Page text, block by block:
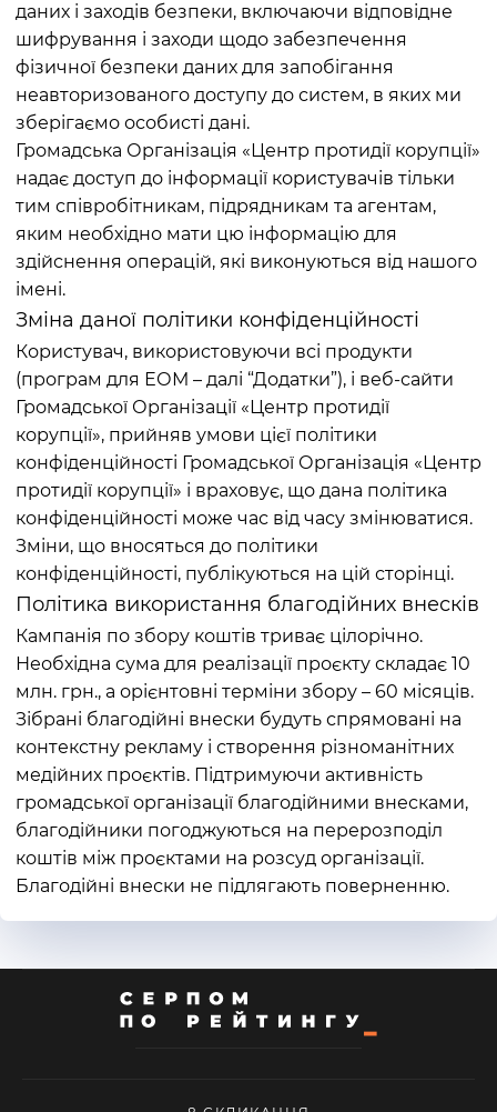
даних і заходів безпеки, включаючи відповідне
шифрування і заходи щодо забезпечення
фізичної безпеки даних для запобігання
неавторизованого доступу до систем, в яких ми
зберігаємо особисті дані.
Громадська Організація «Центр протидії корупції»
надає доступ до інформації користувачів тільки
тим співробітникам, підрядникам та агентам,
яким необхідно мати цю інформацію для
здійснення операцій, які виконуються від нашого
імені.
Зміна даної політики конфіденційності
Користувач, використовуючи всі продукти
(програм для ЕОМ – далі “Додатки”), і веб-сайти
Громадської Організації «Центр протидії
корупції», прийняв умови цієї політики
конфіденційності Громадської Організація «Центр
протидії корупції» і враховує, що дана політика
конфіденційності може час від часу змінюватися.
Зміни, що вносяться до політики
конфіденційності, публікуються на цій сторінці.
Політика використання благодійних внесків
Кампанія по збору коштів триває цілорічно.
Необхідна сума для реалізації проєкту складає 10
млн. грн., а орієнтовні терміни збору – 60 місяців.
Зібрані благодійні внески будуть спрямовані на
контекстну рекламу і створення різноманітних
медійних проєктів. Підтримуючи активність
громадської організації благодійними внесками,
благодійники погоджуються на перерозподіл
коштів між проєктами на розсуд організації.
Благодійні внески не підлягають поверненню.